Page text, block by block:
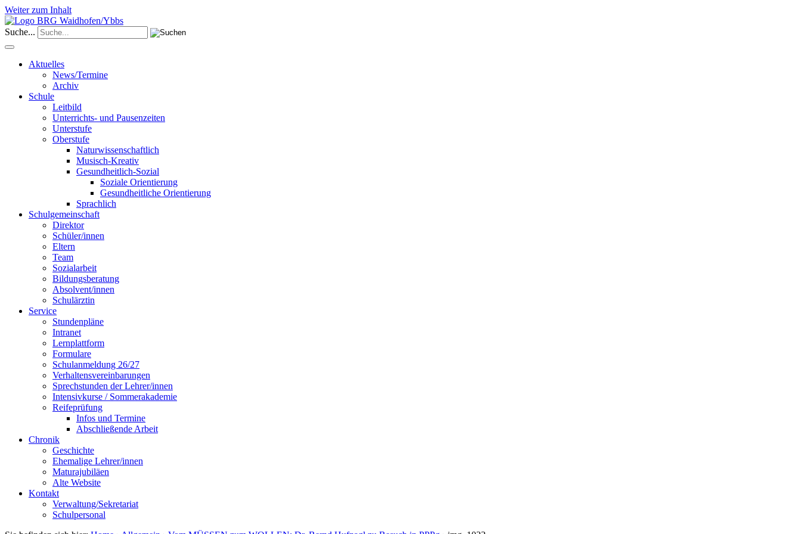
Weiter zum Inhalt
Suche...
Aktuelles
News/Termine
Archiv
Schule
Leitbild
Unterrichts- und Pausenzeiten
Unterstufe
Oberstufe
Naturwissenschaftlich
Musisch-Kreativ
Gesundheitlich-Sozial
Soziale Orientierung
Gesundheitliche Orientierung
Sprachlich
Schulgemeinschaft
Direktor
Schüler/innen
Eltern
Team
Sozialarbeit
Bildungsberatung
Absolvent/innen
Schulärztin
Service
Stundenpläne
Intranet
Lernplattform
Formulare
Schulanmeldung 26/27
Verhaltensvereinbarungen
Sprechstunden der Lehrer/innen
Intensivkurse / Sommerakademie
Reifeprüfung
Infos und Termine
Abschließende Arbeit
Chronik
Geschichte
Ehemalige Lehrer/innen
Maturajubiläen
Alte Website
Kontakt
Verwaltung/Sekretariat
Schulpersonal